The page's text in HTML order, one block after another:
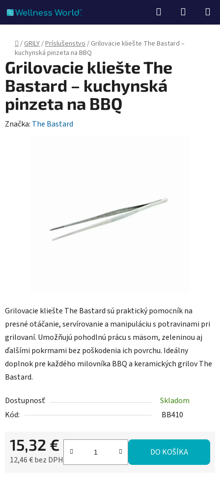
na
obsah
Hľadať
KOŠÍK
Domov
/GRILY/Príslušenstvo/ Grilovacie kliešte The Bastard –
kuchynská pinzeta na BBQ
Grilovacie kliešte The Bastard sú praktický pomocník na
presné otáčanie, servírovanie a manipuláciu s potravinami pri
grilovaní. Umožňujú pohodlnú prácu s mäsom, zeleninou aj
ďalšími pokrmami bez poškodenia ich povrchu. Ideálny
doplnok pre každého milovníka BBQ a keramických grilov The
Bastard.
Dostupnosť
Skladom
Kód:
BB410
15,32 €
12,46 € bez DPH
DO KOŠÍKA
Grilovacie kliešte The
Bastard – kuchynská
pinzeta na BBQ
Značka: The Bastard